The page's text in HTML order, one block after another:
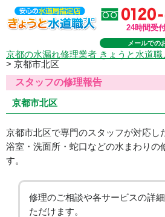
24時間受
メールでの
京都の水漏れ修理業者 きょうと水道職
> 京都市北区
スタッフの修理報告
京都市北区
京都市北区で専門のスタッフが対応し
浴室・洗面所・蛇口などの水まわりの
す。
修理のご相談や各サービスの詳
ただけます。